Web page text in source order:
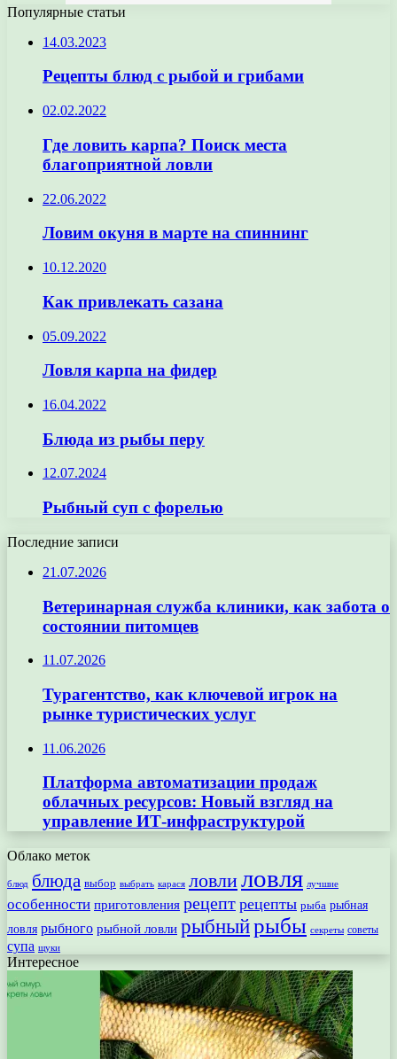
Популярные статьи
14.03.2023
Рецепты блюд с рыбой и грибами
02.02.2022
Где ловить карпа? Поиск места
благоприятной ловли
22.06.2022
Ловим окуня в марте на спиннинг
10.12.2020
Как привлекать сазана
05.09.2022
Ловля карпа на фидер
16.04.2022
Блюда из рыбы перу
12.07.2024
Рыбный суп с форелью
Последние записи
21.07.2026
Ветеринарная служба клиники, как забота о
состоянии питомцев
11.07.2026
Турагентство, как ключевой игрок на
рынке туристических услуг
11.06.2026
Платформа автоматизации продаж
облачных ресурсов: Новый взгляд на
управление ИТ-инфраструктурой
Облако меток
блюд блюда выбор выбрать карася ловлиловля лучшие
особенности приготовления рецепт рецепты рыба рыбная
ловля рыбного рыбной ловли рыбныйрыбы секреты советы
супа щуки
Интересное